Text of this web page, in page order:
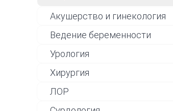
Акушерство и гинекология
Ведение беременности
Урология
Хирургия
ЛОР